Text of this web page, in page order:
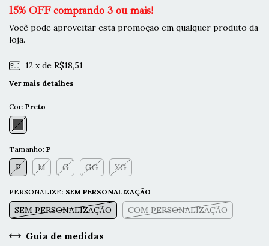
15% OFF comprando 3 ou mais!
Você pode aproveitar esta promoção em qualquer produto da
loja.
12 x de R$18,51
Ver mais detalhes
Cor: Preto
Tamanho: P
P M G GG XG
PERSONALIZE: SEM PERSONALIZAÇÃO
SEM PERSONALIZAÇÃO COM PERSONALIZAÇÃO
Guia de medidas